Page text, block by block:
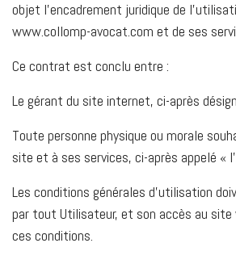
objet l'encadrement juridique de
www.collomp-avocat.com et de ses
Ce contrat est conclu entre :
Le gérant du site internet, ci-après
Toute personne physique ou morale
site et à ses services, ci-après appelé «
Les conditions générales d'utilisation
par tout Utilisateur, et son accès au
ces conditions.